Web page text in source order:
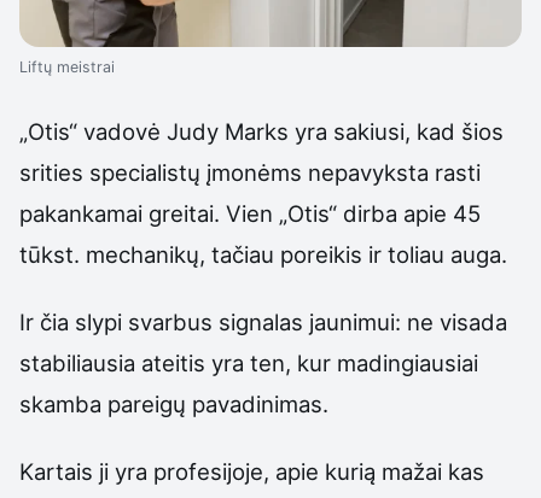
Liftų meistrai
„Otis“ vadovė Judy Marks yra sakiusi, kad šios
srities specialistų įmonėms nepavyksta rasti
pakankamai greitai. Vien „Otis“ dirba apie 45
tūkst. mechanikų, tačiau poreikis ir toliau auga.
Ir čia slypi svarbus signalas jaunimui: ne visada
stabiliausia ateitis yra ten, kur madingiausiai
skamba pareigų pavadinimas.
Kartais ji yra profesijoje, apie kurią mažai kas